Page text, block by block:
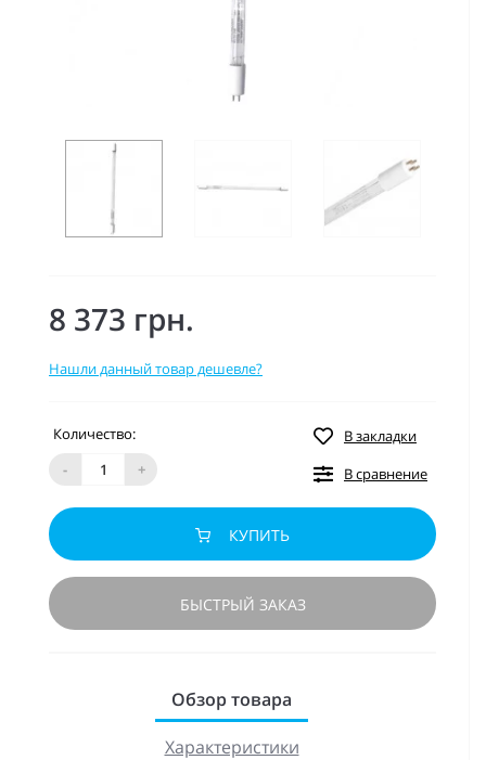
8 373 грн.
Нашли данный товар дешевле?
Количество:
-
+
В закладки
В сравнение
КУПИТЬ
БЫСТРЫЙ ЗАКАЗ
Обзор товара
Характеристики